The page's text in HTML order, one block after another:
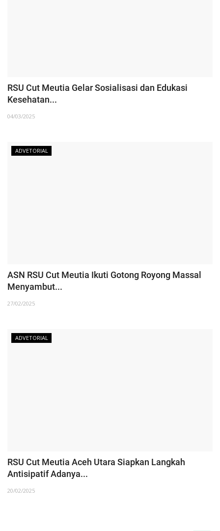
RSU Cut Meutia Gelar Sosialisasi dan Edukasi
Kesehatan...
04/03/2025
ADVETORIAL
ASN RSU Cut Meutia Ikuti Gotong Royong Massal
Menyambut...
27/02/2025
ADVETORIAL
RSU Cut Meutia Aceh Utara Siapkan Langkah
Antisipatif Adanya...
20/02/2025